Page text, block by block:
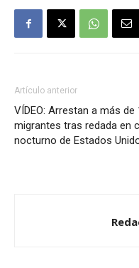
Artículo anterior
VÍDEO: Arrestan a más de
migrantes tras redada en
nocturno de Estados